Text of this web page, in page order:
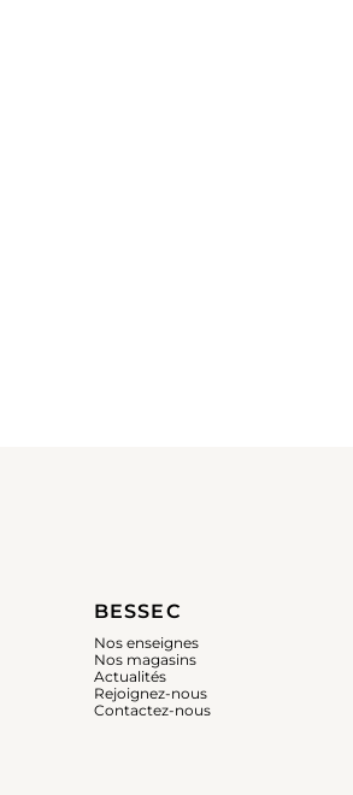
BESSEC
Nos enseignes
Nos magasins
Actualités
Rejoignez-nous
Contactez-nous